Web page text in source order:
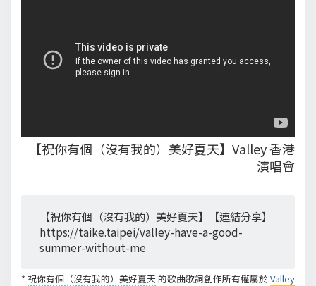
【祝你有個（沒有我的）美好夏天】Valley 香港
演唱會
【祝你有個（沒有我的）美好夏天】【連結分享】
https://taike.taipei/valley-have-a-good-
summer-without-me
* 祝你有個（沒有我的）美好夏天 的歌曲歌詞創作所有權屬於Valley